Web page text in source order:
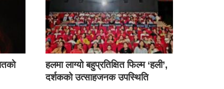
हलमा लाग्यो बहुप्रतिक्षित फिल्म ‘हली’,
दर्शकको उत्साहजनक उपस्थिति